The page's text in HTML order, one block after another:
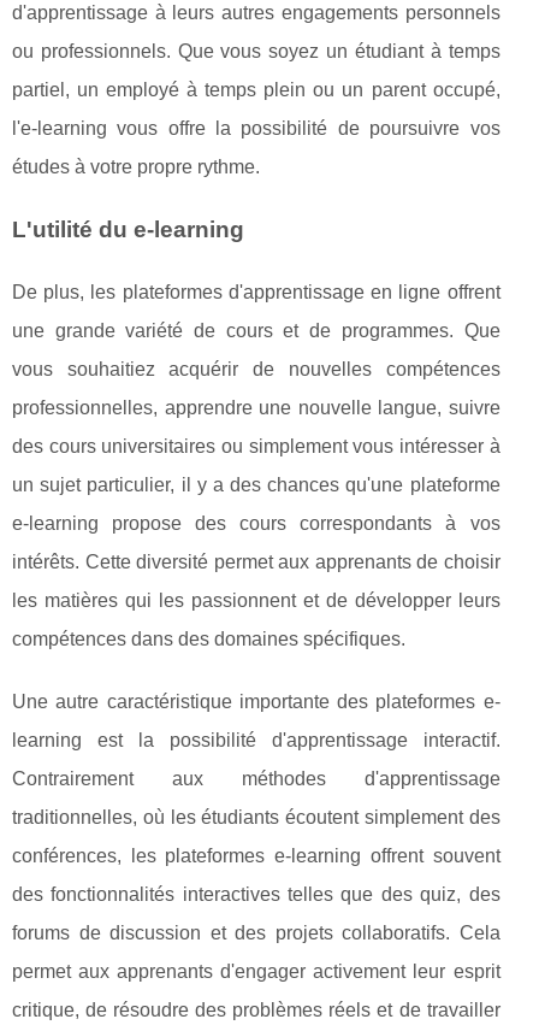
d'apprentissage à leurs autres engagements personnels
ou professionnels. Que vous soyez un étudiant à temps
partiel, un employé à temps plein ou un parent occupé,
l'e-learning vous offre la possibilité de poursuivre vos
études à votre propre rythme.
L'utilité du e-learning
De plus, les plateformes d'apprentissage en ligne offrent
une grande variété de cours et de programmes. Que
vous souhaitiez acquérir de nouvelles compétences
professionnelles, apprendre une nouvelle langue, suivre
des cours universitaires ou simplement vous intéresser à
un sujet particulier, il y a des chances qu'une plateforme
e-learning propose des cours correspondants à vos
intérêts. Cette diversité permet aux apprenants de choisir
les matières qui les passionnent et de développer leurs
compétences dans des domaines spécifiques.
Une autre caractéristique importante des plateformes e-
learning est la possibilité d'apprentissage interactif.
Contrairement aux méthodes d'apprentissage
traditionnelles, où les étudiants écoutent simplement des
conférences, les plateformes e-learning offrent souvent
des fonctionnalités interactives telles que des quiz, des
forums de discussion et des projets collaboratifs. Cela
permet aux apprenants d'engager activement leur esprit
critique, de résoudre des problèmes réels et de travailler